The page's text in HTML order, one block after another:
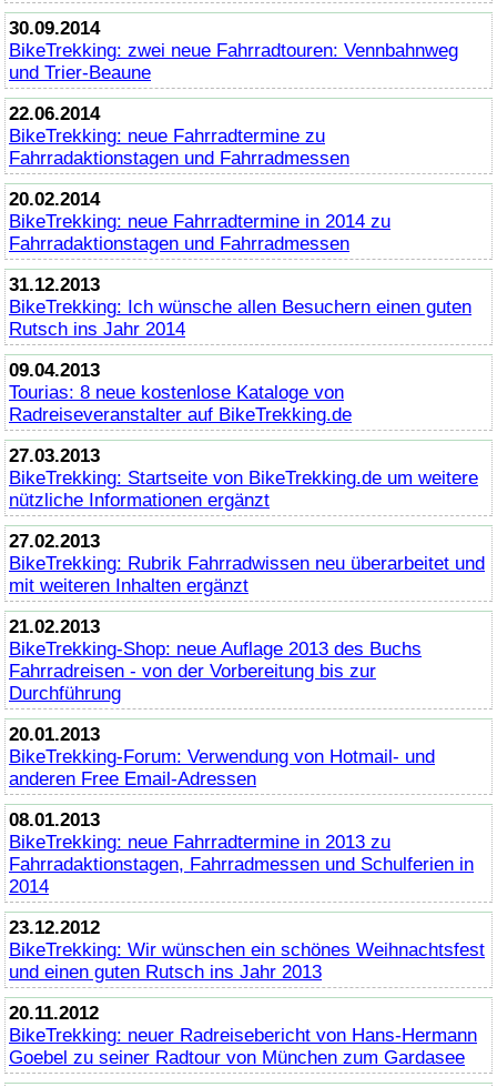
30.09.2014
BikeTrekking: zwei neue Fahrradtouren: Vennbahnweg
und Trier-Beaune
22.06.2014
BikeTrekking: neue Fahrradtermine zu
Fahrradaktionstagen und Fahrradmessen
20.02.2014
BikeTrekking: neue Fahrradtermine in 2014 zu
Fahrradaktionstagen und Fahrradmessen
31.12.2013
BikeTrekking: Ich wünsche allen Besuchern einen guten
Rutsch ins Jahr 2014
09.04.2013
Tourias: 8 neue kostenlose Kataloge von
Radreiseveranstalter auf BikeTrekking.de
27.03.2013
BikeTrekking: Startseite von BikeTrekking.de um weitere
nützliche Informationen ergänzt
27.02.2013
BikeTrekking: Rubrik Fahrradwissen neu überarbeitet und
mit weiteren Inhalten ergänzt
21.02.2013
BikeTrekking-Shop: neue Auflage 2013 des Buchs
Fahrradreisen - von der Vorbereitung bis zur
Durchführung
20.01.2013
BikeTrekking-Forum: Verwendung von Hotmail- und
anderen Free Email-Adressen
08.01.2013
BikeTrekking: neue Fahrradtermine in 2013 zu
Fahrradaktionstagen, Fahrradmessen und Schulferien in
2014
23.12.2012
BikeTrekking: Wir wünschen ein schönes Weihnachtsfest
und einen guten Rutsch ins Jahr 2013
20.11.2012
BikeTrekking: neuer Radreisebericht von Hans-Hermann
Goebel zu seiner Radtour von München zum Gardasee